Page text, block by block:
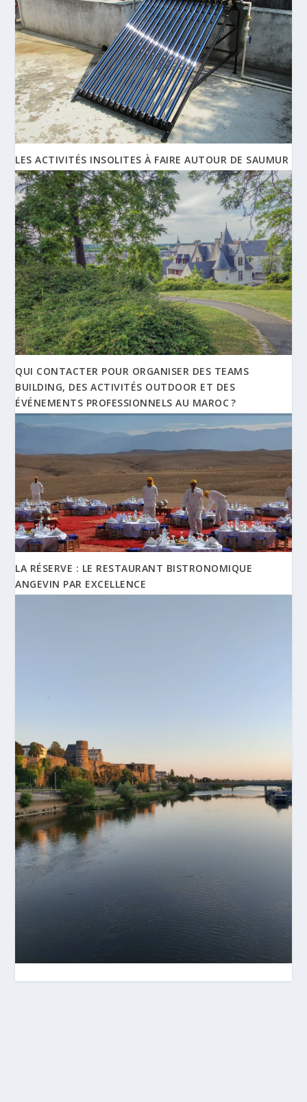
LES ACTIVITÉS INSOLITES À FAIRE AUTOUR DE SAUMUR
QUI CONTACTER POUR ORGANISER DES TEAMS
BUILDING, DES ACTIVITÉS OUTDOOR ET DES
ÉVÉNEMENTS PROFESSIONNELS AU MAROC ?
LA RÉSERVE : LE RESTAURANT BISTRONOMIQUE
ANGEVIN PAR EXCELLENCE